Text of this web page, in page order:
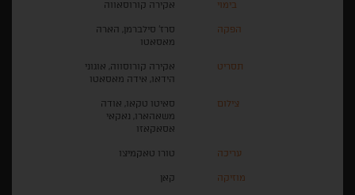
בימוי אקירה קורוסאווה
הפקה
סרז' סילברמן, הארה
מאסאטו
תסריט
אקירה קורוסווה, אוגוני
הידאו, אידה מאסאטו
צילום
סאיטו טקאו, אודה
משאהארו, נאקאי
אסאקאזו
עריכה טורו טאקמיצו
מוזיקה קאן